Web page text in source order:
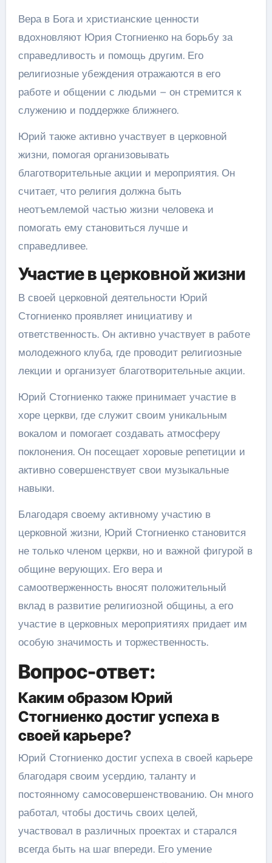
Вера в Бога и христианские ценности
вдохновляют Юрия Стогниенко на борьбу за
справедливость и помощь другим. Его
религиозные убеждения отражаются в его
работе и общении с людьми – он стремится к
служению и поддержке ближнего.
Юрий также активно участвует в церковной
жизни, помогая организовывать
благотворительные акции и мероприятия. Он
считает, что религия должна быть
неотъемлемой частью жизни человека и
помогать ему становиться лучше и
справедливее.
Участие в церковной жизни
В своей церковной деятельности Юрий
Стогниенко проявляет инициативу и
ответственность. Он активно участвует в работе
молодежного клуба, где проводит религиозные
лекции и организует благотворительные акции.
Юрий Стогниенко также принимает участие в
хоре церкви, где служит своим уникальным
вокалом и помогает создавать атмосферу
поклонения. Он посещает хоровые репетиции и
активно совершенствует свои музыкальные
навыки.
Благодаря своему активному участию в
церковной жизни, Юрий Стогниенко становится
не только членом церкви, но и важной фигурой в
общине верующих. Его вера и
самоотверженность вносят положительный
вклад в развитие религиозной общины, а его
участие в церковных мероприятиях придает им
особую значимость и торжественность.
Вопрос-ответ:
Каким образом Юрий
Стогниенко достиг успеха в
своей карьере?
Юрий Стогниенко достиг успеха в своей карьере
благодаря своим усердию, таланту и
постоянному самосовершенствованию. Он много
работал, чтобы достичь своих целей,
участвовал в различных проектах и старался
всегда быть на шаг впереди. Его умение